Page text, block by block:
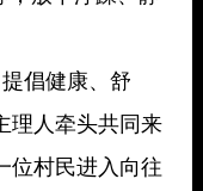
倡健康、舒
理人牵头共同来
位村民进入向往